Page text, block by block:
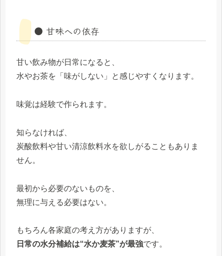
● 甘味への依存
甘い飲み物が日常になると、
水やお茶を「味がしない」と感じやすくなります。
味覚は経験で作られます。
知らなければ、
炭酸飲料や甘い清涼飲料水を欲しがることもありま
せん。
最初から必要のないものを、
無理に与える必要はない。
もちろん各家庭の考え方がありますが、
日常の水分補給は“水か麦茶”が最強です。